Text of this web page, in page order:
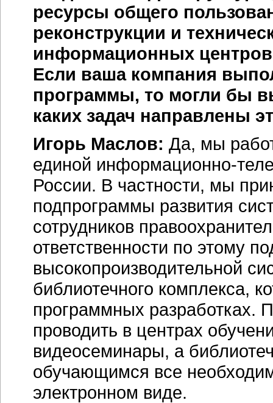
ресурсы общего
реконструкции и
информационных
Если ваша компания
программы, то могли бы
каких задач направлены
Игорь Маслов: Да, мы
единой информационно-
России. В частности, мы
подпрограммы развития
сотрудников
ответственности по этому
высокопроизводительной
библиотечного комплекса,
программных разработках.
проводить в центрах
видеосеминары, а
обучающимся все
электронном виде.